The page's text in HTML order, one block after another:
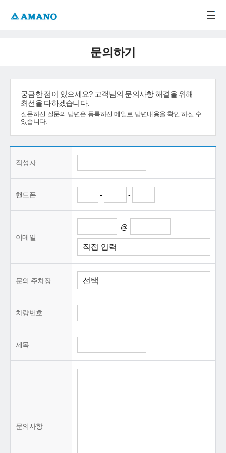
문의하기
궁금한 점이 있으세요? 고객님의 문의사항 해결을 위해
최선을 다하겠습니다.
질문하신 질문의 답변은 등록하신 메일로 답변내용을 확인 하실 수
있습니다.
작성자
핸드폰 - -
이메일
@
문의 주차장
차량번호
제목
문의사항